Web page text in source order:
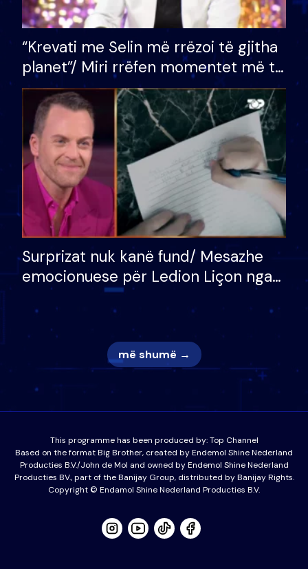
“Krevati me Selin më rrëzoi të gjitha
planet”/ Miri rrëfen momentet më të
bukura në shtëpinë e BB VIP: Do më
mungojë zilja e mëngjesit kur…
Surprizat nuk kanë fund/ Mesazhe
emocionuese për Ledion Liçon nga
nëna dhe fëmijët e tij, moderatori
nuk i mban dot lotët: Nuk meritoj…
më shumë →
This programme has been produced by:Top Channel
Based on the format Big Brother, created by Endemol Shine Nederland
Producties B.V./John de Mol and owned by Endemol Shine Nederland
Producties BV., part of the Banijay Group, distributed by Banijay Rights.
Copyright © Endamol Shine Nederland Producties B.V.